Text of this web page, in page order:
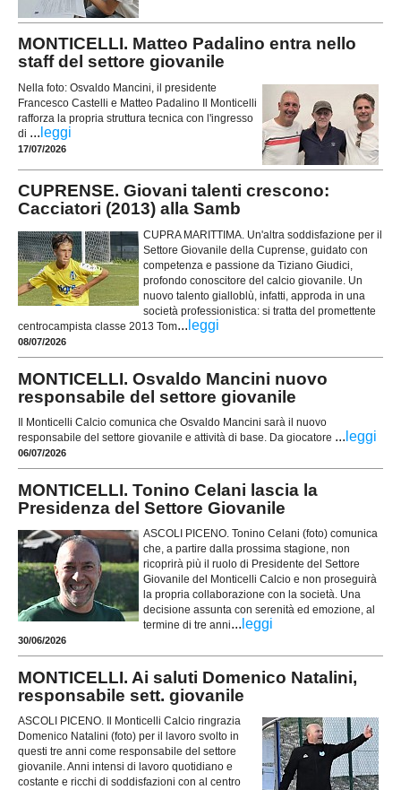
MONTICELLI. Matteo Padalino entra nello
staff del settore giovanile
Nella foto: Osvaldo Mancini, il presidente
Francesco Castelli e Matteo Padalino Il Monticelli
rafforza la propria struttura tecnica con l'ingresso
di ... leggi
17/07/2026
CUPRENSE. Giovani talenti crescono:
Cacciatori (2013) alla Samb
CUPRA MARITTIMA. Un'altra soddisfazione per il
Settore Giovanile della Cuprense, guidato con
competenza e passione da Tiziano Giudici,
profondo conoscitore del calcio giovanile. Un
nuovo talento gialloblù, infatti, approda in una
società professionistica: si tratta del promettente
centrocampista classe 2013 Tom... leggi
08/07/2026
MONTICELLI. Osvaldo Mancini nuovo
responsabile del settore giovanile
Il Monticelli Calcio comunica che Osvaldo Mancini sarà il nuovo
responsabile del settore giovanile e attività di base. Da giocatore ... leggi
06/07/2026
MONTICELLI. Tonino Celani lascia la
Presidenza del Settore Giovanile
ASCOLI PICENO. Tonino Celani (foto) comunica
che, a partire dalla prossima stagione, non
ricoprirà più il ruolo di Presidente del Settore
Giovanile del Monticelli Calcio e non proseguirà
la propria collaborazione con la società. Una
decisione assunta con serenità ed emozione, al
termine di tre anni... leggi
30/06/2026
MONTICELLI. Ai saluti Domenico Natalini,
responsabile sett. giovanile
ASCOLI PICENO. Il Monticelli Calcio ringrazia
Domenico Natalini (foto) per il lavoro svolto in
questi tre anni come responsabile del settore
giovanile. Anni intensi di lavoro quotidiano e
costante e ricchi di soddisfazioni con al centro